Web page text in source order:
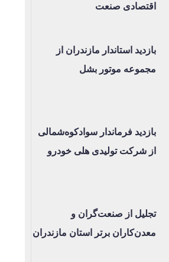
اقتصادی صنعت
بازدید استاندار مازندران از
مجموعه موتور بشل
بازدید فرماندار سوادکوه‌شمالی
از شرکت تولیدی هلی خودرو
تجلیل از صنعت‌گران و
معدن‌کاران برتر استان مازندران